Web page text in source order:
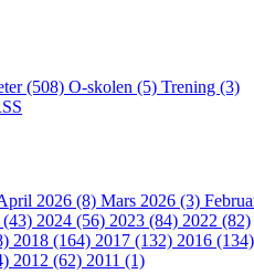
(508) O-skolen (5) Trening (3)
2026 (8) Mars 2026 (3)
(43) 2024 (56) 2023 (84) 2022 (82)
2018 (164) 2017 (132) 2016 (134)
2012 (62) 2011 (1)